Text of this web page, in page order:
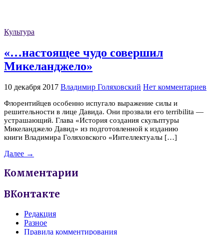
Культура
«…настоящее чудо совершил
Микеланджело»
10 декабря 2017 Владимир Голяховский Нет комментариев
Флорентийцев особенно испугало выражение силы и
решительности в лице Давида. Они прозвали его terribilita —
устрашающий. Глава «История создания скульптуры
Микеланджело Давид» из подготовленной к изданию
книги Владимира Голяховского «Интеллектуалы […]
Далее →
Комментарии
ВКонтакте
Редакция
Разное
Правила комментирования